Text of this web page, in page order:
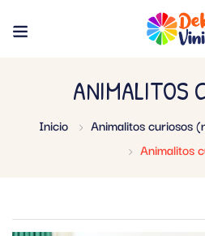
ANIMALITOS
Inicio
Animalitos curiosos
Animalitos